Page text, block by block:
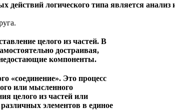
логического типа является анализ
целого из частей. В
достраивая,
компоненты.
«соединение». Это процесс
или мысленного
целого из частей или
элементов в единое